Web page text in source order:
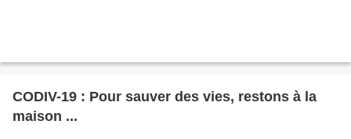
CODIV-19 : Pour sauver des vies, restons à la
maison ...